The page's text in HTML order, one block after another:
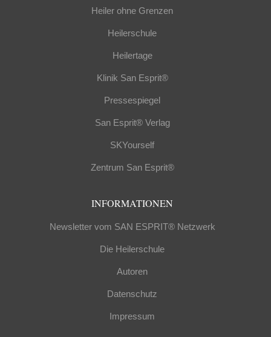
Heiler ohne Grenzen
Heilerschule
Heilertage
Klinik San Esprit®
Pressespiegel
San Esprit® Verlag
SKYourself
Zentrum San Esprit®
INFORMATIONEN
Newsletter vom SAN ESPRIT® Netzwerk
Die Heilerschule
Autoren
Datenschutz
Impressum